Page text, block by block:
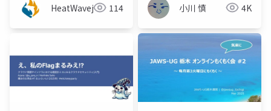
HeatWavejp 114 小川 慎 4K